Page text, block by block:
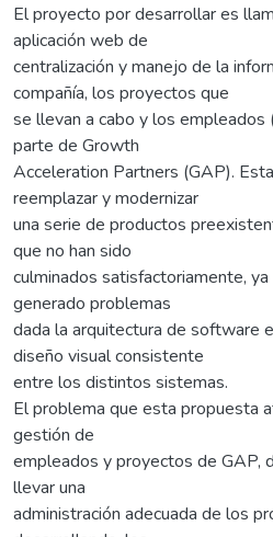
El proyecto por desarrollar es
aplicación web de
centralización y manejo de la
compañía, los proyectos que
se llevan a cabo y los
parte de Growth
Acceleration Partners (GAP).
reemplazar y modernizar
una serie de productos
que no han sido
culminados satisfactoriamente,
generado problemas
dada la arquitectura de software
diseño visual consistente
entre los distintos sistemas.
El problema que esta propuesta
gestión de
empleados y proyectos de GAP,
llevar una
administración adecuada de los